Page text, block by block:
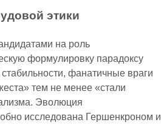
этики
на роль
формулировку парадоксу
фанатичные враги
тем не менее «стали
Эволюция
исследована Гершенкроном и